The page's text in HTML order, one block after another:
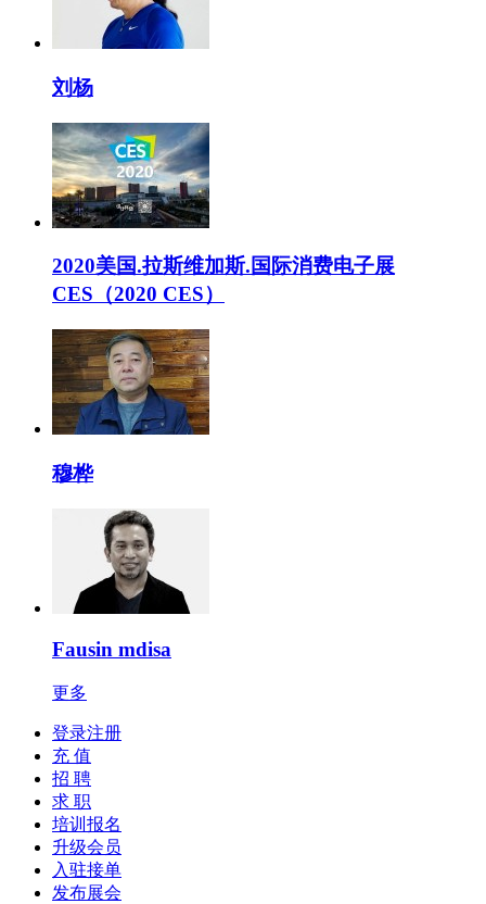
刘杨
2020美国.拉斯维加斯.国际消费电子展
CES（2020 CES）
穆桦
Fausin mdisa
更多
登录注册
充 值
招 聘
求 职
培训报名
升级会员
入驻接单
发布展会